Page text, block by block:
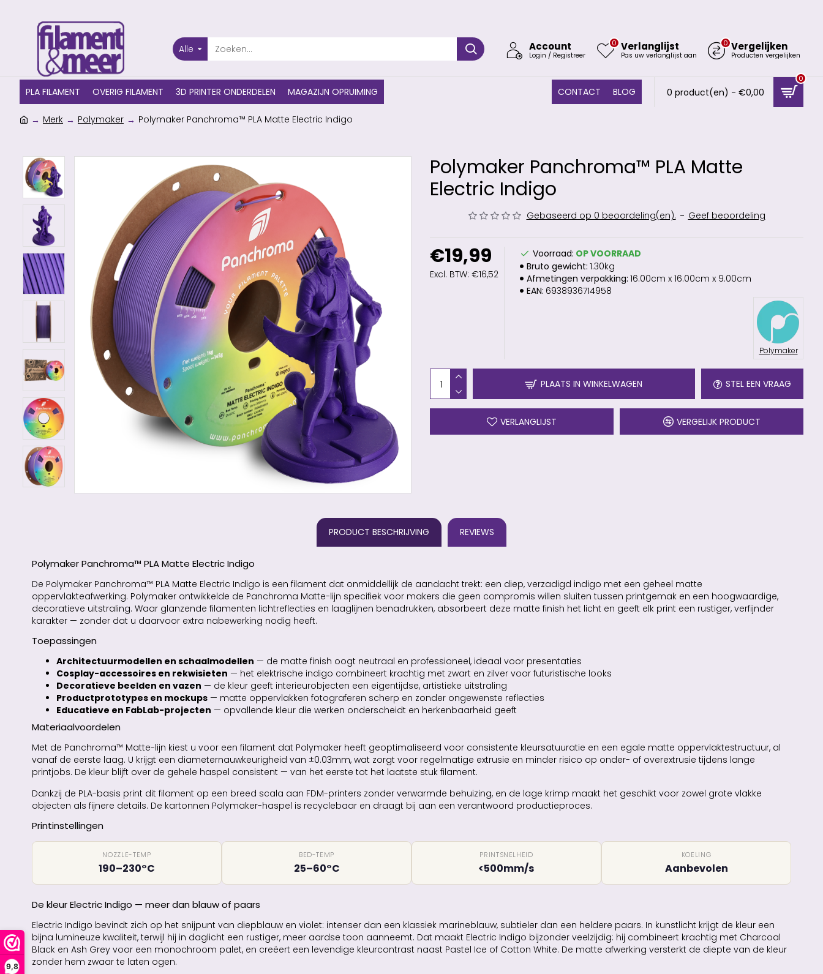
9,8
Alle Account
Login / Registreer
Verlanglijst
Pas uw verlanglijst aan
0 Vergelijken
Producten vergelijken
0
PLA FILAMENT OVERIG FILAMENT 3D PRINTER ONDERDELEN MAGAZIJN OPRUIMING CONTACT BLOG 0 product(en) - €0,00
0
Merk Polymaker Polymaker Panchroma™ PLA Matte Electric Indigo
Polymaker Panchroma™ PLA Matte
Electric Indigo
Gebaseerd op 0 beoordeling(en). - Geef beoordeling
€19,99
Excl. BTW: €16,52
Voorraad: OP VOORRAAD
Bruto gewicht: 1.30kg
Afmetingen verpakking: 16.00cm x 16.00cm x 9.00cm
EAN: 6938936714958
Polymaker
PLAATS IN WINKELWAGEN STEL EEN VRAAG
VERLANGLIJST VERGELIJK PRODUCT
PRODUCT BESCHRIJVING REVIEWS
Polymaker Panchroma™ PLA Matte Electric Indigo
De Polymaker Panchroma™ PLA Matte Electric Indigo is een filament dat onmiddellijk de aandacht trekt: een diep, verzadigd indigo met een geheel matte
oppervlakteafwerking. Polymaker ontwikkelde de Panchroma Matte-lijn specifiek voor makers die geen compromis willen sluiten tussen printgemak en een hoogwaardige,
decoratieve uitstraling. Waar glanzende filamenten lichtreflecties en laaglijnen benadrukken, absorbeert deze matte finish het licht en geeft elk print een rustiger, verfijnder
karakter — zonder dat u daarvoor extra nabewerking nodig heeft.
Toepassingen
Architectuurmodellen en schaalmodellen — de matte finish oogt neutraal en professioneel, ideaal voor presentaties
Cosplay-accessoires en rekwisieten — het elektrische indigo combineert krachtig met zwart en zilver voor futuristische looks
Decoratieve beelden en vazen — de kleur geeft interieurobjecten een eigentijdse, artistieke uitstraling
Productprototypes en mockups — matte oppervlakken fotograferen scherp en zonder ongewenste reflecties
Educatieve en FabLab-projecten — opvallende kleur die werken onderscheidt en herkenbaarheid geeft
Materiaalvoordelen
Met de Panchroma™ Matte-lijn kiest u voor een filament dat Polymaker heeft geoptimaliseerd voor consistente kleursatuuratie en een egale matte oppervlaktestructuur, al
vanaf de eerste laag. U krijgt een diameternauwkeurigheid van ±0.03mm, wat zorgt voor regelmatige extrusie en minder risico op onder- of overextrusie tijdens lange
printjobs. De kleur blijft over de gehele haspel consistent — van het eerste tot het laatste stuk filament.
Dankzij de PLA-basis print dit filament op een breed scala aan FDM-printers zonder verwarmde behuizing, en de lage krimp maakt het geschikt voor zowel grote vlakke
objecten als fijnere details. De kartonnen Polymaker-haspel is recyclebaar en draagt bij aan een verantwoord productieproces.
Printinstellingen
NOZZLE-TEMP
190–230°C
BED-TEMP
25–60°C
PRINTSNELHEID
<500mm/s
KOELING
Aanbevolen
De kleur Electric Indigo — meer dan blauw of paars
Electric Indigo bevindt zich op het snijpunt van diepblauw en violet: intenser dan een klassiek marineblauw, subtieler dan een heldere paars. In kunstlicht krijgt de kleur een
bijna lumineuze kwaliteit, terwijl hij in daglicht een rustiger, meer aardse toon aanneemt. Dat maakt Electric Indigo bijzonder veelzijdig: hij combineert krachtig met Charcoal
Black en Ash Grey voor een monochroom palet, en creëert een levendige kleurcontrast naast Pastel Ice of Cotton White. De matte afwerking versterkt de diepte van de kleur
zonder hem zwaar te laten ogen.